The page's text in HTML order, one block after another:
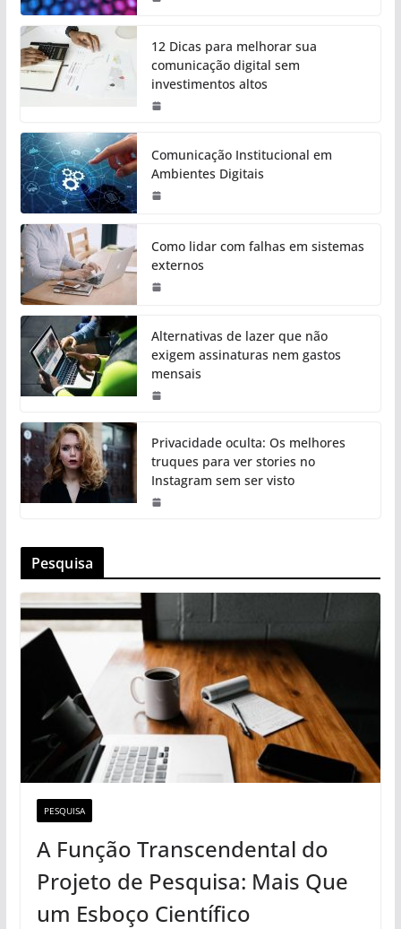
12 Dicas para melhorar sua
comunicação digital sem
investimentos altos
Comunicação Institucional em
Ambientes Digitais
Como lidar com falhas em sistemas
externos
Alternativas de lazer que não
exigem assinaturas nem gastos
mensais
Privacidade oculta: Os melhores
truques para ver stories no
Instagram sem ser visto
Pesquisa
PESQUISA
A Função Transcendental do
Projeto de Pesquisa: Mais Que
um Esboço Científico